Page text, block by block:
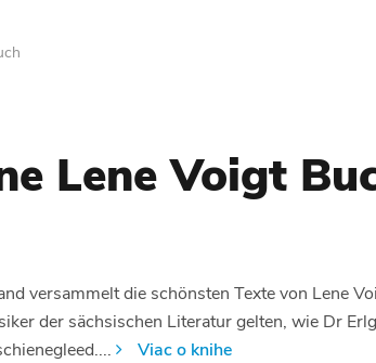
Lene Voigt
versammelt die schönsten Texte von Lene
der sächsischen Literatur gelten, wie Dr
Viac o knihe